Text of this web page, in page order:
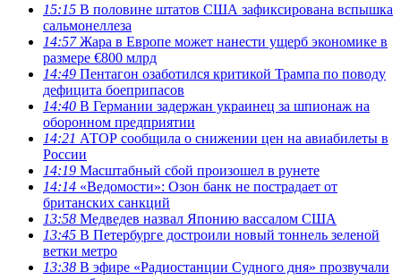
15:15 В половине штатов США зафиксирована вспышка
сальмонеллеза
14:57Жара в Европе может нанести ущерб экономике в
размере €800 млрд
14:49 Пентагон озаботился критикой Трампа по поводу
дефицита боеприпасов
14:40 В Германии задержан украинец за шпионаж на
оборонном предприятии
14:21 АТОР сообщила о снижении цен на авиабилеты в
России
14:19 Масштабный сбой произошел в рунете
14:14 «Ведомости»: Озон банк не пострадает от
британских санкций
13:58 Медведев назвал Японию вассалом США
13:45 В Петербурге достроили новый тоннель зеленой
ветки метро
13:38 В эфире «Радиостанции Судного дня» прозвучали